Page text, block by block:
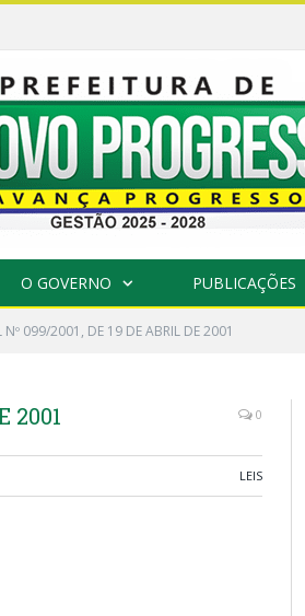
O GOVERNO PUBLICAÇÕES
Nº 099/2001, DE 19 DE ABRIL DE 2001
2001 0
LEIS